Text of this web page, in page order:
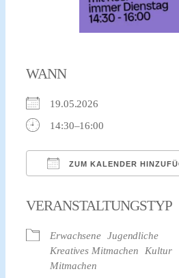
WANN
19.05.2026
14:30–16:00
ZUM KALENDER
VERANSTALTUNGSTYP
Erwachsene Jugendliche
Kreatives Mitmachen
Kultur
Mitmachen